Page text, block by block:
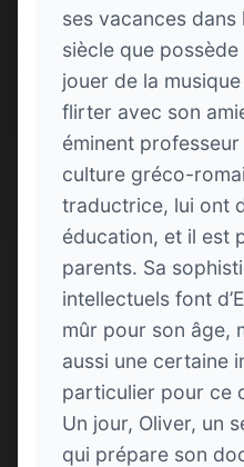
ses vacances dans
siècle que
jouer de la
flirter avec son
éminent
culture gréco-
traductrice, lui ont
éducation, et il est
parents. Sa
intellectuels font
mûr pour son âge,
aussi une certaine
particulier pour ce
Un jour, Oliver, un
qui prépare son